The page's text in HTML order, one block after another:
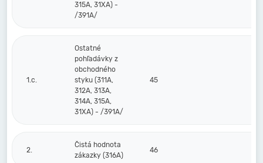
315A, 31XA) -
/391A/
1.c.
Ostatné
pohľadávky z
obchodného
styku (311A,
312A, 313A,
314A, 315A,
31XA) - /391A/
45
2.
Čistá hodnota
zákazky (316A)
46